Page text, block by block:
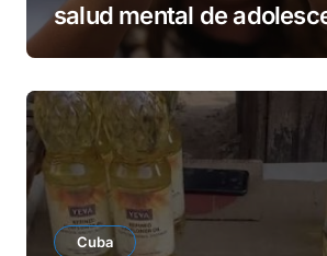
salud mental de
Cuba